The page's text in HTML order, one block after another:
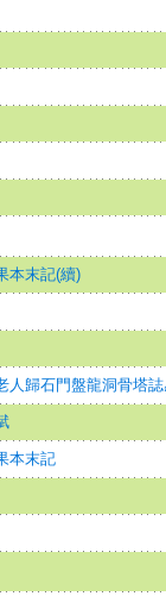
本末記(續)
人歸石門盤龍洞骨塔
本末記